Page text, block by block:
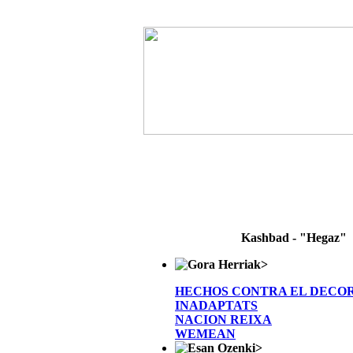
Kashbad - "Hegaz"
>
HECHOS CONTRA EL
INADAPTATS
NACION REIXA
WEMEAN
>